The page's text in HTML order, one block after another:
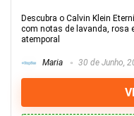
Descubra o Calvin Klein
com notas de lavanda, rosa
atemporal
Maria 30 de Junho,